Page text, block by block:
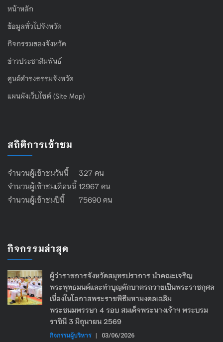
หน้าหลัก
ข้อมูลทั่วไปจังหวัด
กิจกรรมของจังหวัด
ข่าวประชาสัมพันธ์
ศูนย์ดำรงธรรมจังหวัด
แผนผังเว็บไซต์ (Site Map)
สถิติการเข้าชม
จำนวนผู้เข้าชมวันนี้ 327 คน
จำนวนผู้เข้าชมเดือนนี้ 12967 คน
จำนวนผู้เข้าชมปีนี้ 75690 คน
กิจกรรมล่าสุด
ผู้ว่าราชการจังหวัดสมุทรปราการ นำคณะเจริญ
พระพุทธมนต์และทำบุญตักบาตรถวายเป็นพระราชกุศล
เนื่องในโอกาสพระราชพิธีมหามงคลเฉลิม
พระชนมพรรษา 4 รอบ สมเด็จพระนางเจ้าฯ พระบรม
ราชินี 3 มิถุนายน 2569
กิจกรรมผู้บริหาร | 03/06/2026